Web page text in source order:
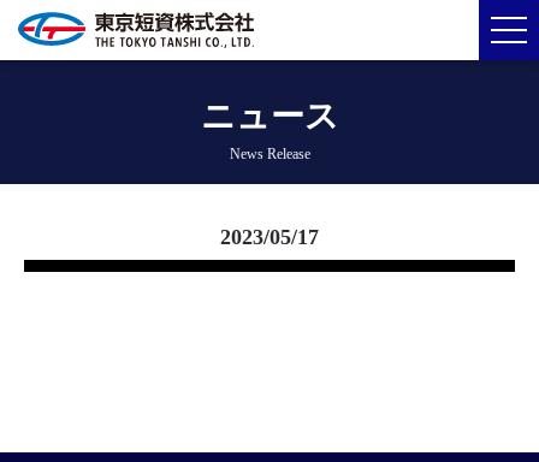
ニュース
News Release
2023/05/17